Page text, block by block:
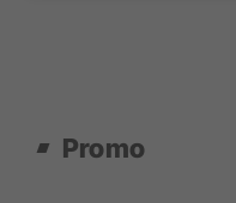
Promo